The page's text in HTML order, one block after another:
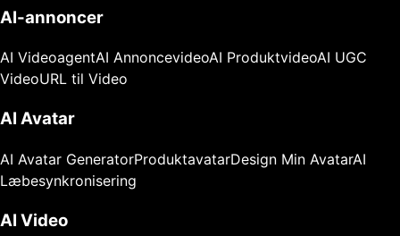
AI-annoncer
AI VideoagentAI AnnoncevideoAI ProduktvideoAI UGC
VideoURL til Video
AI Avatar
AI Avatar GeneratorProduktavatarDesign Min AvatarAI
Læbesynkronisering
AI Video